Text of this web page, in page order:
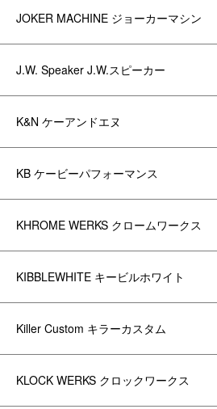
JOKER MACHINE ジョーカーマシン
J.W. Speaker J.W.スピーカー
K&N ケーアンドエヌ
KB ケービーパフォーマンス
KHROME WERKS クロームワークス
KIBBLEWHITE キービルホワイト
Killer Custom キラーカスタム
KLOCK WERKS クロックワークス